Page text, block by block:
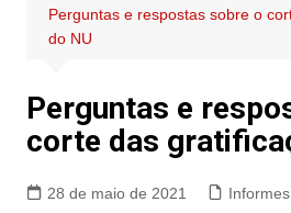
Perguntas e respostas sobre o
do NU
Perguntas e
corte das
28 de maio de 2021 Informes